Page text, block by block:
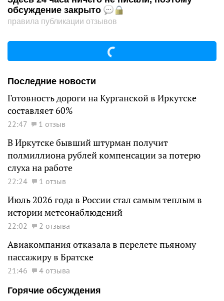
обсуждение закрыто
правила публикации отзывов
Последние новости
Готовность дороги на Курганской в Иркутске
составляет 60%
22:47 1 отзыв
В Иркутске бывший штурман получит
полмиллиона рублей компенсации за потерю
слуха на работе
22:24 1 отзыв
Июль 2026 года в России стал самым теплым в
истории метеонаблюдений
22:02 2 отзыва
Авиакомпания отказала в перелете пьяному
пассажиру в Братске
21:46
4 отзыва
Горячие обсуждения